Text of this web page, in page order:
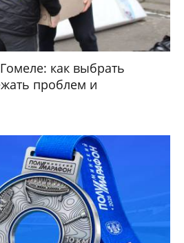
как выбрать
проблем и